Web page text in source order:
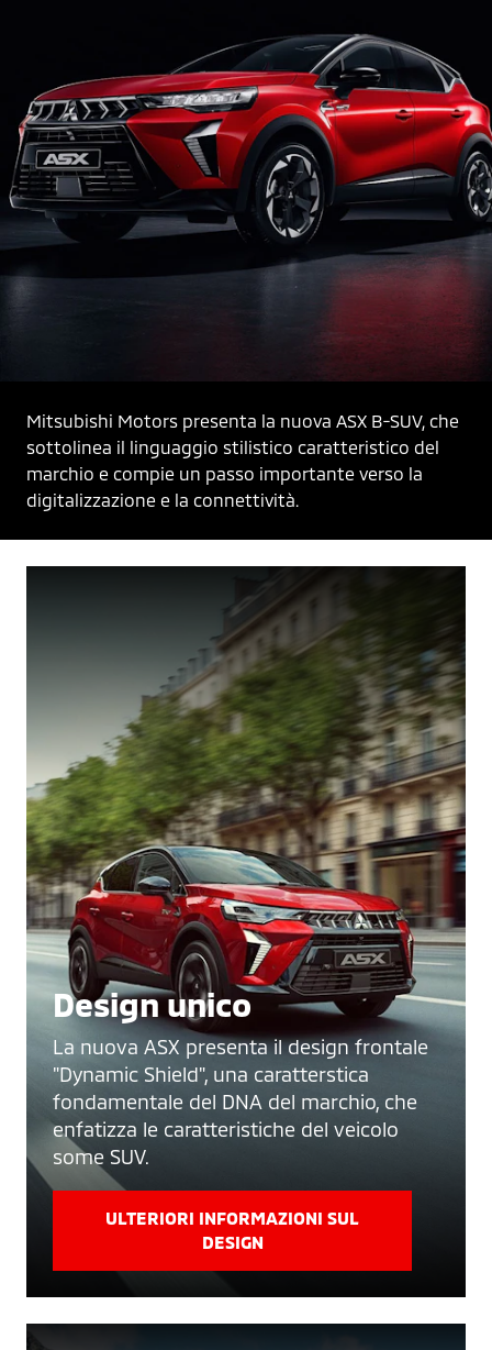
Mitsubishi Motors presenta la nuova ASX B-SUV, che
sottolinea il linguaggio stilistico caratteristico del
marchio e compie un passo importante verso la
digitalizzazione e la connettività.
Design unico
La nuova ASX presenta il design frontale
"Dynamic Shield", una caratterstica
fondamentale del DNA del marchio, che
enfatizza le caratteristiche del veicolo
some SUV.
ULTERIORI INFORMAZIONI SUL
DESIGN